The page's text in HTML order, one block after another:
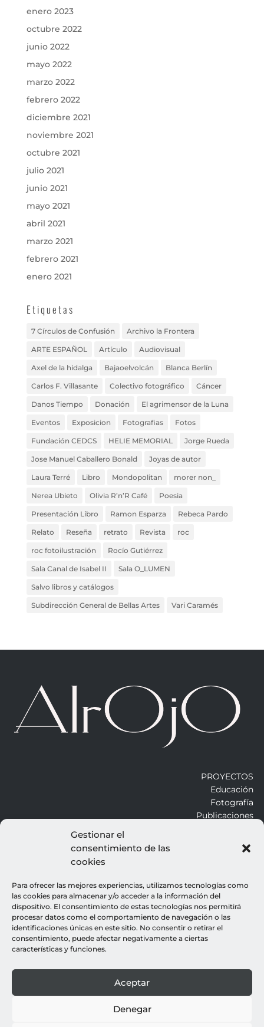
Gestionar el
consentimiento de las
cookies
Para ofrecer las mejores experiencias, utilizamos tecnologías como
las cookies para almacenar y/o acceder a la información del
dispositivo. El consentimiento de estas tecnologías nos permitirá
procesar datos como el comportamiento de navegación o las
identificaciones únicas en este sitio. No consentir o retirar el
consentimiento, puede afectar negativamente a ciertas
características y funciones.
Aceptar
Denegar
enero 2023
octubre 2022
junio 2022
mayo 2022
marzo 2022
febrero 2022
diciembre 2021
noviembre 2021
octubre 2021
julio 2021
junio 2021
mayo 2021
abril 2021
marzo 2021
febrero 2021
enero 2021
Etiquetas
7 Círculos de Confusión Archivo la Frontera
ARTE ESPAÑOL Artículo Audiovisual
Axel de la hidalga Bajaoelvolcán Blanca Berlín
Carlos F. Villasante Colectivo fotográfico Cáncer
Danos Tiempo Donación El agrimensor de la Luna
Eventos Exposicion Fotografias Fotos
Fundación CEDCS HELIE MEMORIAL Jorge Rueda
Jose Manuel Caballero Bonald Joyas de autor
Laura Terré Libro Mondopolitan morer non_
Nerea Ubieto Olivia R’n’R Café Poesia
Presentación Libro Ramon Esparza Rebeca Pardo
Relato Reseña retrato Revista roc
roc fotoilustración Rocío Gutiérrez
Sala Canal de Isabel II Sala O_LUMEN
Salvo libros y catálogos
Subdirección General de Bellas Artes Vari Caramés
PROYECTOS
Educación
Fotografía
Publicaciones
ALROJO
Contacto
LEGALES
© all rights reserved : rocio gutierrez
webdesign : espacio azul